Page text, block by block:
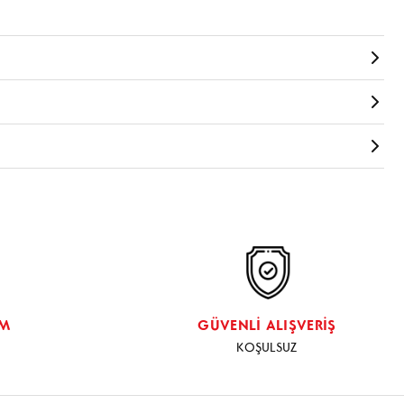
Yorum yapabilmeniz için giriş yapmanız gerekirGiriş
GÜVENLİ ALIŞVERİŞ
KOŞULSUZ